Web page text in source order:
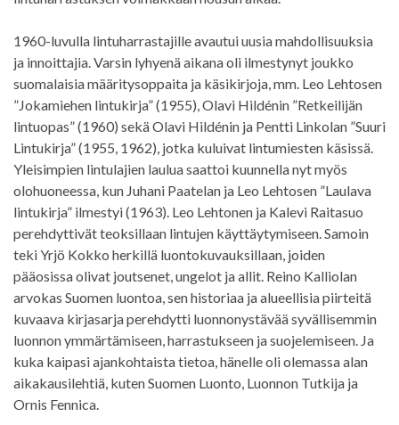
1960-luvulla lintuharrastajille avautui uusia mahdollisuuksia
ja innoittajia. Varsin lyhyenä aikana oli ilmestynyt joukko
suomalaisia määritysoppaita ja käsikirjoja, mm. Leo Lehtosen
”Jokamiehen lintukirja” (1955), Olavi Hildénin ”Retkeilijän
lintuopas” (1960) sekä Olavi Hildénin ja Pentti Linkolan ”Suuri
Lintukirja” (1955, 1962), jotka kuluivat lintumiesten käsissä.
Yleisimpien lintulajien laulua saattoi kuunnella nyt myös
olohuoneessa, kun Juhani Paatelan ja Leo Lehtosen ”Laulava
lintukirja” ilmestyi (1963). Leo Lehtonen ja Kalevi Raitasuo
perehdyttivät teoksillaan lintujen käyttäytymiseen. Samoin
teki Yrjö Kokko herkillä luontokuvauksillaan, joiden
pääosissa olivat joutsenet, ungelot ja allit. Reino Kalliolan
arvokas Suomen luontoa, sen historiaa ja alueellisia piirteitä
kuvaava kirjasarja perehdytti luonnonystävää syvällisemmin
luonnon ymmärtämiseen, harrastukseen ja suojelemiseen. Ja
kuka kaipasi ajankohtaista tietoa, hänelle oli olemassa alan
aikakausilehtiä, kuten Suomen Luonto, Luonnon Tutkija ja
Ornis Fennica.